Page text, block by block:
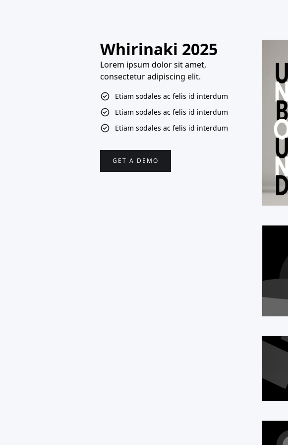
Whirinaki 2025
Lorem ipsum dolor sit amet,
consectetur adipiscing elit.
Etiam sodales ac felis id interdum
Etiam sodales ac felis id interdum
Etiam sodales ac felis id interdum
GET A DEMO